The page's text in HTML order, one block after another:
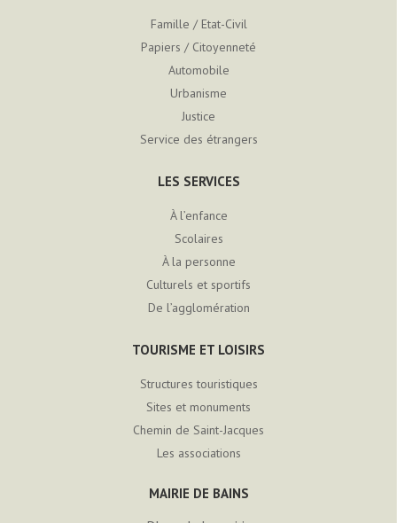
Famille / Etat-Civil
Papiers / Citoyenneté
Automobile
Urbanisme
Justice
Service des étrangers
LES SERVICES
À l’enfance
Scolaires
À la personne
Culturels et sportifs
De l’agglomération
TOURISME ET LOISIRS
Structures touristiques
Sites et monuments
Chemin de Saint-Jacques
Les associations
MAIRIE DE BAINS